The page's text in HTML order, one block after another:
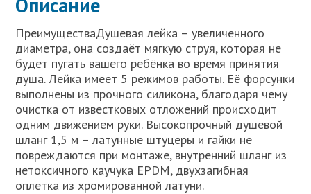
Описание
ПреимуществаДушевая лейка – увеличенного
диаметра, она создаёт мягкую струя, которая не
будет пугать вашего ребёнка во время принятия
душа. Лейка имеет 5 режимов работы. Её форсунки
выполнены из прочного силикона, благодаря чему
очистка от известковых отложений происходит
одним движением руки. Высокопрочный душевой
шланг 1,5 м – латунные штуцеры и гайки не
повреждаются при монтаже, внутренний шланг из
нетоксичного каучука EPDM, двухзагибная
оплетка из хромированной латуни.